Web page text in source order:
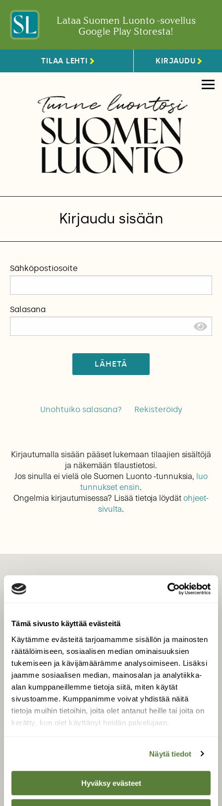
Tämä sivusto käyttää evästeitä
Käytämme evästeitä tarjoamamme sisällön ja mainosten
räätälöimiseen, sosiaalisen median ominaisuuksien
tukemiseen ja kävijämäärämme analysoimiseen. Lisäksi
jaamme sosiaalisen median, mainosalan ja analytiikka-
alan kumppaneillemme tietoja siitä, miten käytät
sivustoamme. Kumppanimme voivat yhdistää näitä
tietoja muihin tietoihin, joita olet antanut heille tai joita on
kerätty, kun olet käyttänyt heidän palvelujaan.
Näytä tiedot
Hyväksy evästeet
Lataa Suomen Luonto -sovellus
Google Play Storesta!
TILAA LEHTI KIRJAUDU
Kirjaudu sisään
Sähköpostiosoite
Salasana
LÄHETÄ
Unohtuiko salasana? Rekisteröidy
Kirjautumalla sisään pääset lukemaan tilaajien sisältöjä
ja näkemään tilaustietosi.
Jos sinulla ei vielä ole Suomen Luonto -tunnuksia, luo
tunnukset ensin.
Ongelmia kirjautumisessa? Lisää tietoja löydätohjeet-
sivulta.
Tilaa digilukuoikeus
Äänestä parasta juttua
Tilaa uutiskirje
SUOMEN LUONNON­
SUOJELU­LIITTO
Suomen Luonto -lehden
luonnonsuojelu­liitto.